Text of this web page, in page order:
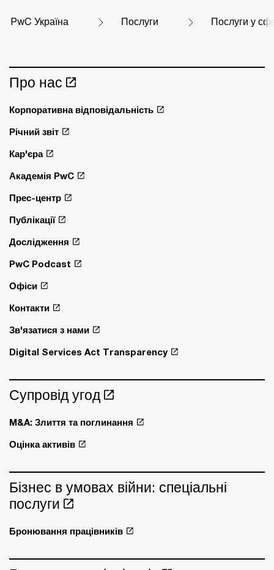
PwC Україна Послуги Послуги у
Про нас
Корпоративна відповідальність
Річний звіт
Кар'єра
Академія PwC
Прес-центр
Публікації
Дослідження
PwC Podcast
Офіси
Контакти
Зв'язатися з нами
Digital Services Act Transparency
Супровід угод
M&A: Злиття та поглинання
Оцінка активів
Бізнес в умовах війни: спеціальні
послуги
Бронювання працівників